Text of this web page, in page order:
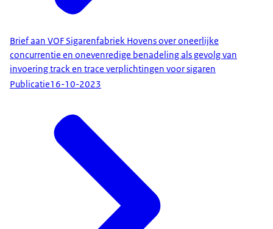
Brief aan VOF Sigarenfabriek Hovens over oneerlijke
concurrentie en onevenredige benadeling als gevolg van
invoering track en trace verplichtingen voor sigaren
Publicatie16-10-2023